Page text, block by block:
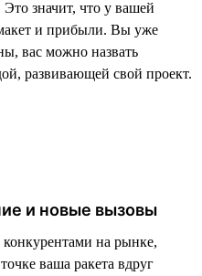
значит, что у вашей
и прибыли. Вы уже
вас можно назвать
развивающей свой проект.
и новые вызовы
на рынке,
ваша ракета вдруг